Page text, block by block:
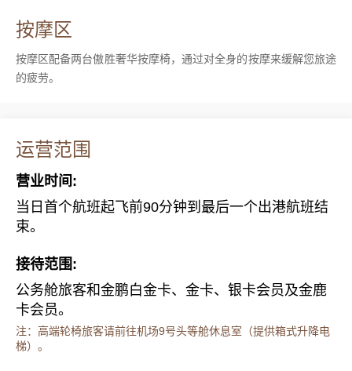
按摩区
按摩区配备两台傲胜奢华按摩椅，通过对全身的按摩来缓解您旅途
的疲劳。
运营范围
营业时间:
当日首个航班起飞前90分钟到最后一个出港航班结
束。
接待范围:
公务舱旅客和金鹏白金卡、金卡、银卡会员及金鹿
卡会员。
注：高端轮椅旅客请前往机场9号头等舱休息室（提供箱式升降电
梯）。